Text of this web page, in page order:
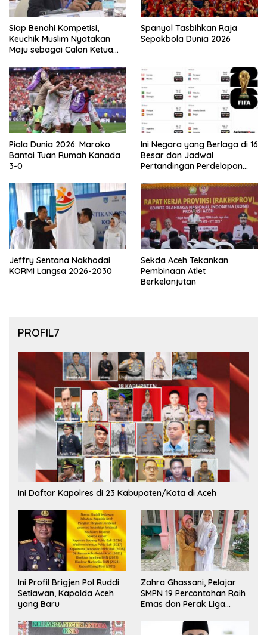
Siap Benahi Kompetisi,
Keuchik Muslim Nyatakan
Maju sebagai Calon Ketua
Spanyol Tasbihkan Raja
Sepakbola Dunia 2026
Piala Dunia 2026: Maroko
Bantai Tuan Rumah Kanada
3-0
Ini Negara yang Berlaga di 16
Besar dan Jadwal
Pertandingan Perdelapan
Jeffry Sentana Nakhodai
KORMI Langsa 2026-2030
Sekda Aceh Tekankan
Pembinaan Atlet
Berkelanjutan
PROFIL7
Ini Daftar Kapolres di 23 Kabupaten/Kota di Aceh
Ini Profil Brigjen Pol Ruddi
Setiawan, Kapolda Aceh
yang Baru
Zahra Ghassani, Pelajar
SMPN 19 Percontohan Raih
Emas dan Perak Liga